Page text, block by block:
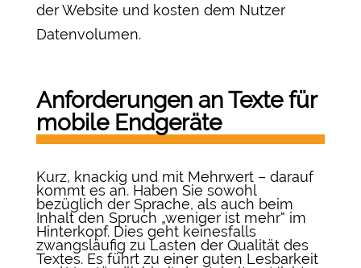
der Website und kosten dem Nutzer
Datenvolumen.
Anforderungen an Texte für
mobile Endgeräte
Kurz, knackig und mit Mehrwert – darauf
kommt es an. Haben Sie sowohl
bezüglich der Sprache, als auch beim
Inhalt den Spruch „weniger ist mehr“ im
Hinterkopf. Dies geht keinesfalls
zwangsläufig zu Lasten der Qualität des
Textes. Es führt zu einer guten Lesbarkeit